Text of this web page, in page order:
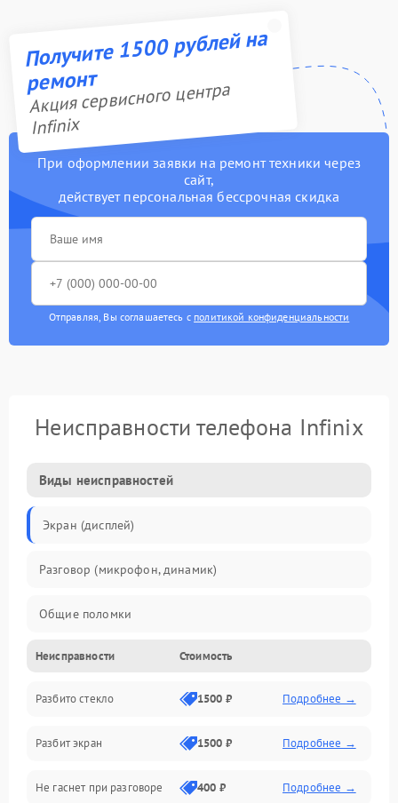
Получите 1500 рублей на
ремонт
Акция сервисного центра
Infinix
При оформлении заявки на ремонт техники через
сайт,
действует персональная бессрочная скидка
Отправляя, Вы соглашаетесь с политикой конфиденциальности
Неисправности телефона Infinix
Виды неисправностей
Экран (дисплей)
Разговор (микрофон, динамик)
Общие поломки
Проблемы связи
Камеры
Проблемы с дисплеем и сенсором
Зарядка
Неисправности Стоимость
Разбито стекло 1500 ₽ Подробнее →
Разбит экран 1500 ₽ Подробнее →
Не гаснет при разговоре 400 ₽ Подробнее →